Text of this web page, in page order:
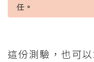
這份測驗，也可